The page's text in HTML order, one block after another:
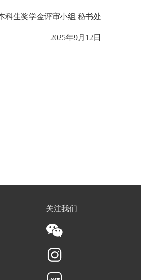
科生奖学金评审小组 秘书处
2025年9月 12 日
关注我们